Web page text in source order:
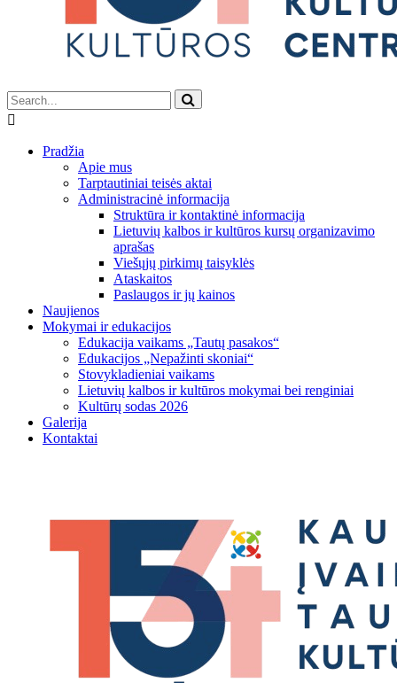
Pradžia
Apie mus
Tarptautiniai teisės aktai
Administracinė informacija
Struktūra ir kontaktinė informacija
Lietuvių kalbos ir kultūros kursų organizavimo
aprašas
Viešųjų pirkimų taisyklės
Ataskaitos
Paslaugos ir jų kainos
Naujienos
Mokymai ir edukacijos
Edukacija vaikams „Tautų pasakos“
Edukacijos „Nepažinti skoniai“
Stovykladieniai vaikams
Lietuvių kalbos ir kultūros mokymai bei renginiai
Kultūrų sodas 2026
Galerija
Kontaktai